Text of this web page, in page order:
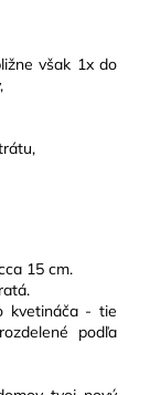
však 1x do
15 cm.
kvetináča - tie
podľa